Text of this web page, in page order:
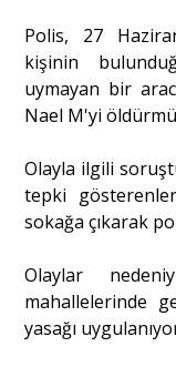
Polis, 27
kişinin
uymayan bir
Nael M'yi
Olayla ilgili
tepki
sokağa çıkarak
Olaylar
mahallelerinde
yasağı